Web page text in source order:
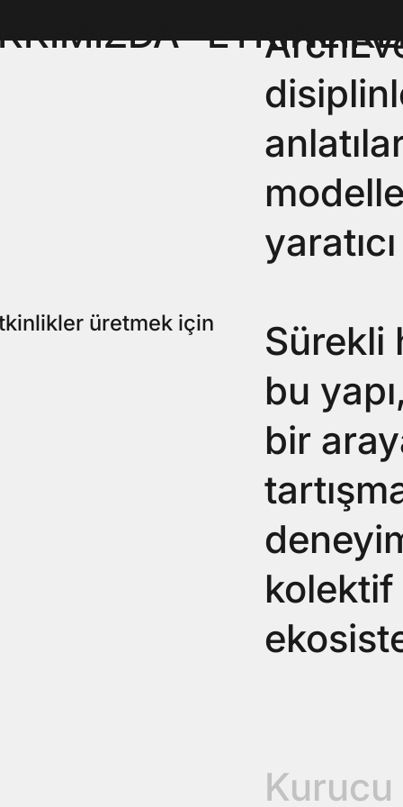
Sürekli
bu
bir
Kurucu
üretmek için